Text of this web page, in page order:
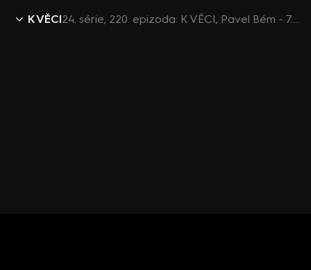
K VĚCI 24. série, 220. epizoda: K VĚCI, Pavel Bém - 7.8. v 12:30